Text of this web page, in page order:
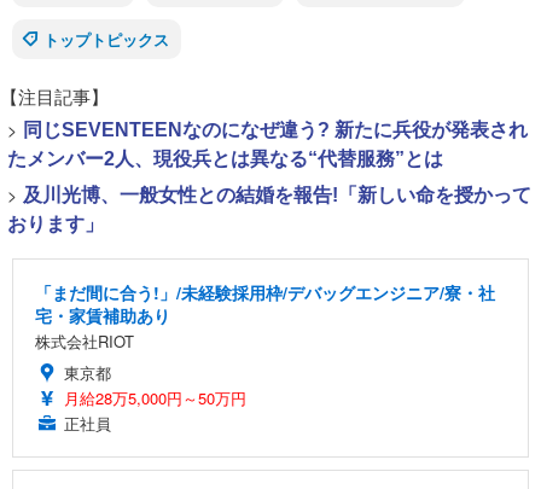
トップトピックス
【注目記事】
> 同じSEVENTEENなのになぜ違う? 新たに兵役が発表され
たメンバー2人、現役兵とは異なる“代替服務”とは
> 及川光博、一般女性との結婚を報告!「新しい命を授かって
おります」
「まだ間に合う!」/未経験採用枠/デバッグエンジニア/寮・社
宅・家賃補助あり
株式会社RIOT
東京都
月給28万5,000円～50万円
正社員